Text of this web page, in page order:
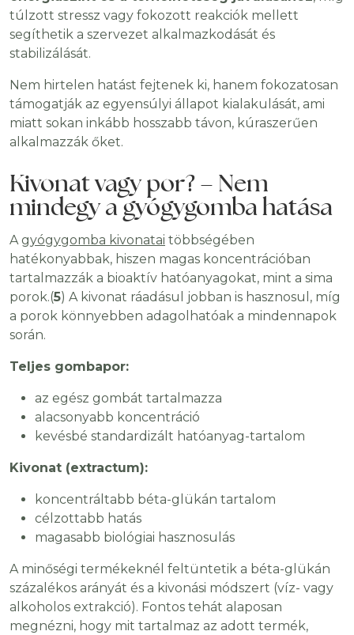
túlzott stressz vagy fokozott reakciók mellett
segíthetik a szervezet alkalmazkodását és
stabilizálását.
Nem hirtelen hatást fejtenek ki, hanem fokozatosan
támogatják az egyensúlyi állapot kialakulását, ami
miatt sokan inkább hosszabb távon, kúraszerűen
alkalmazzák őket.
Kivonat vagy por? – Nem
mindegy a gyógygomba hatása
Agyógygomba kivonatai többségében
hatékonyabbak, hiszen magas koncentrációban
tartalmazzák a bioaktív hatóanyagokat, mint a sima
porok.(5) A kivonat ráadásul jobban is hasznosul, míg
a porok könnyebben adagolhatóak a mindennapok
során.
Teljes gombapor:
az egész gombát tartalmazza
alacsonyabb koncentráció
kevésbé standardizált hatóanyag-tartalom
Kivonat (extractum):
koncentráltabb béta-glükán tartalom
célzottabb hatás
magasabb biológiai hasznosulás
A minőségi termékeknél feltüntetik a béta-glükán
százalékos arányát és a kivonási módszert (víz- vagy
alkoholos extrakció). Fontos tehát alaposan
megnézni, hogy mit tartalmaz az adott termék,